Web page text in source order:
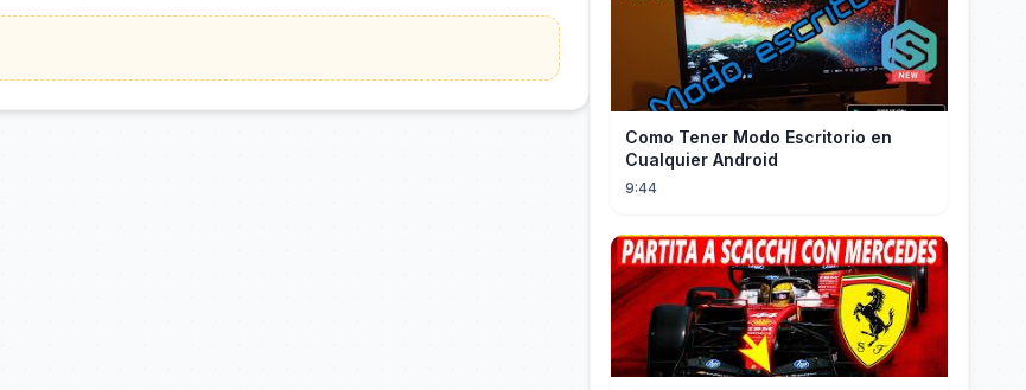
Como Tener Modo Escritorio en
Cualquier Android
9:44